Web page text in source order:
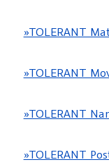
»TOLERANT
»TOLERANT
»TOLERANT
»TOLERANT